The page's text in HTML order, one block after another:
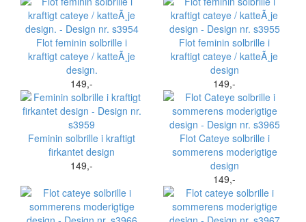
Flot feminin solbrille i
kraftigt cateye / katteÃ¸je
design.
149,-
Flot feminin solbrille i
kraftigt cateye / katteÃ¸je
design
149,-
Feminin solbrille i kraftigt
firkantet design
149,-
Flot Cateye solbrille i
sommerens moderigtige
design
149,-